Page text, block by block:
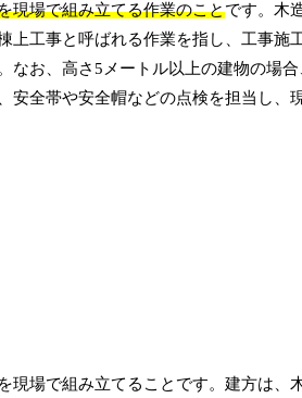
現場で組み立てる作業のことです。木
上工事と呼ばれる作業を指し、工事施
なお、高さ5メートル以上の建物の場合
安全帯や安全帽などの点検を担当し、
現場で組み立てることです。建方は、